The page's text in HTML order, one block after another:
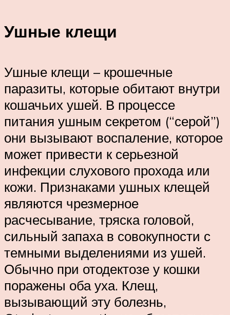
Ушные клещи
Ушные клещи – крошечные
паразиты, которые обитают внутри
кошачьих ушей. В процессе
питания ушным секретом (“серой”)
они вызывают воспаление, которое
может привести к серьезной
инфекции слухового прохода или
кожи. Признаками ушных клещей
являются чрезмерное
расчесывание, тряска головой,
сильный запаха в совокупности с
темными выделениями из ушей.
Обычно при отодектозе у кошки
поражены оба уха. Клещ,
вызывающий эту болезнь,